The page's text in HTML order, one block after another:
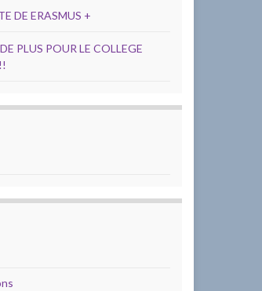
DE ERASMUS +
PLUS POUR LE COLLEGE